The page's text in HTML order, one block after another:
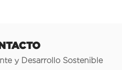
y Desarrollo Sostenible